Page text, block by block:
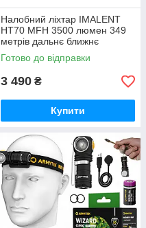
Налобний ліхтар IMALENT
HT70 MFH 3500 люмен 349
метрів дальнє ближнє
червоне світло + КЕЙС
(5000mAh, Cree XHP 50.3,
Type-C, 21700)
Готово до відправки
3 490 ₴
Купити